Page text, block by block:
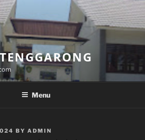
Menu
BY ADMIN